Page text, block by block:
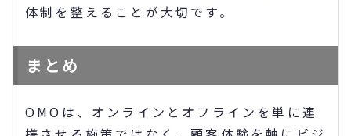
体制を整えることが大切です。
まとめ
OMOは、オンラインとオフラインを単に連